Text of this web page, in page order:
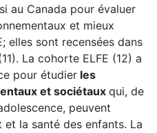
au Canada pour évaluer
et mieux
elles sont recensées dans
La cohorte ELFE (12) a
pour étudier les
et sociétaux qui, de
peuvent
la santé des enfants. La